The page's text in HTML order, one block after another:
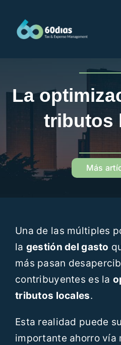
contenido
Partners
ES
La
tributos
Más
Una de las múltiples
la gestión del gasto
más pasan
contribuyentes es la
tributos locales.
Esta realidad puede
importante ahorro vía